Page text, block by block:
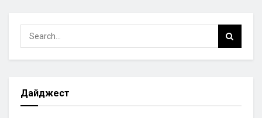
Дайджест